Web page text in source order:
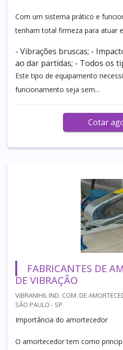
Com um sistema prático e
tenham total firmeza para atuar
- Vibrações bruscas; -
ao dar partidas; - Todos os
Este tipo de equipamento
funcionamento seja sem...
Cotar
FABRICANTES DE
DE VIBRAÇÃO
VIBRANIHIL IND. COM. DE
SÃO PAULO - SP
Importância do amortecedor
O amortecedor tem como